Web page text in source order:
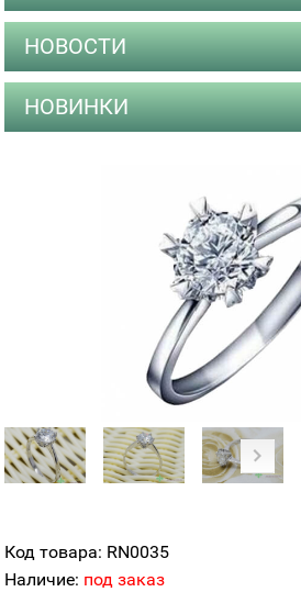
НОВОСТИ
НОВИНКИ
Код товара: RN0035
Наличие: под заказ